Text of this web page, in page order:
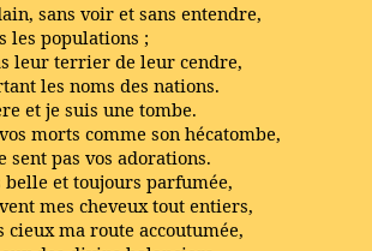
sans voir et sans entendre,
les populations ;
leur terrier de leur cendre,
les noms des nations.
et je suis une tombe.
morts comme son hécatombe,
pas vos adorations.
belle et toujours parfumée,
mes cheveux tout entiers,
cieux ma route accoutumée,